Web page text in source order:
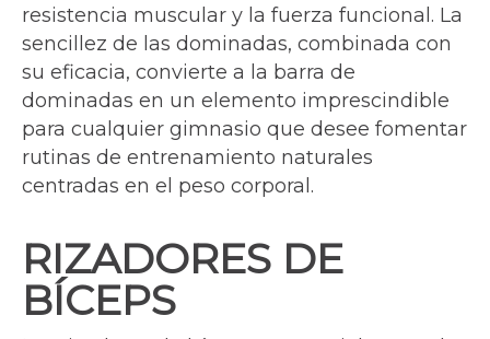
resistencia muscular y la fuerza funcional. La
sencillez de las dominadas, combinada con
su eficacia, convierte a la barra de
dominadas en un elemento imprescindible
para cualquier gimnasio que desee fomentar
rutinas de entrenamiento naturales
centradas en el peso corporal.
RIZADORES DE
BÍCEPS